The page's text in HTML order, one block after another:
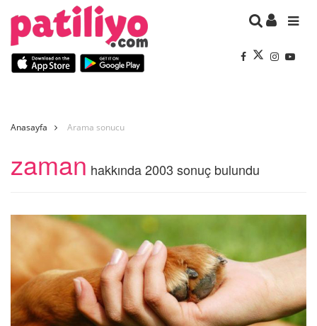
Anasayfa Arama sonucu
zaman hakkında 2003 sonuç bulundu